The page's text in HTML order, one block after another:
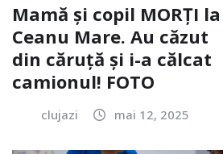
Mamă și copil MORȚI la
Ceanu Mare. Au căzut
din căruță și i-a călcat
camionul! FOTO
clujazi mai 12, 2025